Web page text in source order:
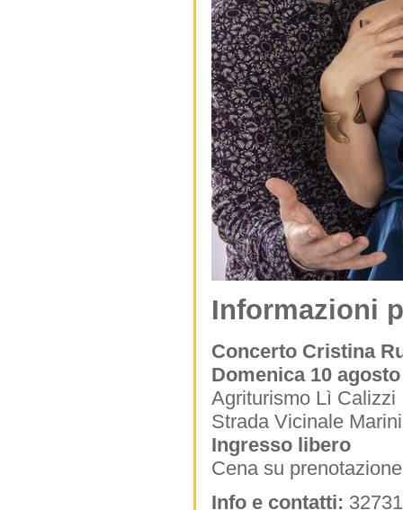
Informazioni
Concerto Cristina
Domenica 10
Agriturismo Lì Calizzi
Strada Vicinale
Ingresso libero
Cena su prenotazione
Info e contatti: